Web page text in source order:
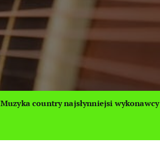
Muzyka country najsłynniejsi wykonawcy